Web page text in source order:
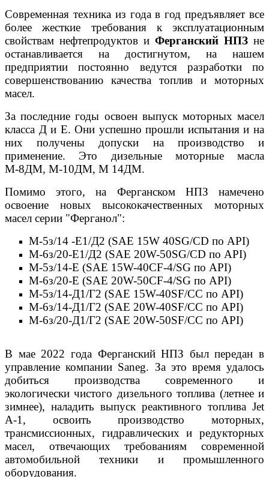
Современная техника из года в год предъявляет все
более жесткие требования к эксплуатационным
свойствам нефтепродуктов и Ферганский НПЗ не
останавливается на достигнутом, на нашем
предприятии постоянно ведутся разработки по
совершенствованию качества топлив и моторных
масел.
За последние годы освоен выпуск моторных масел
класса Д и Е. Они успешно прошли испытания и на
них получены допуски на производство и
применение. Это дизельные моторные масла
М-8ДМ, М-10ДМ, М 14ДМ.
Помимо этого, на Ферганском НПЗ намечено
освоение новых высококачественных моторных
масел серии "Ферганол":
М-5з/14 -Е1/Д2 (SAE 15W 40SG/CD по АРI)
М-6з/20-Е1/Д2 (SAE 20W-50SG/CD по АРI)
М-5з/14-Е (SAE 15W-40CF-4/SG по АРI)
М-6з/20-Е (SAE 20W-50CF-4/SG по API)
М-5з/14-Д1/Г2 (SAE 15W-40SF/СС по API)
М-6з/14-Д1/Г2 (SAE 20W-40SF/СС по АРI)
М-6з/20-Д1/Г2 (SAE 20W-50SF/СС по АРI)
В мае 2022 года Ферганский НПЗ был передан в
управление компании Saneg. За это время удалось
добиться производства современного и
экологически чистого дизельного топлива (летнее и
зимнее), наладить выпуск реактивного топлива Jet
А-1, освоить производство моторных,
трансмиссионных, гидравлических и редукторных
масел, отвечающих требованиям современной
автомобильной техники и промышленного
оборудования.